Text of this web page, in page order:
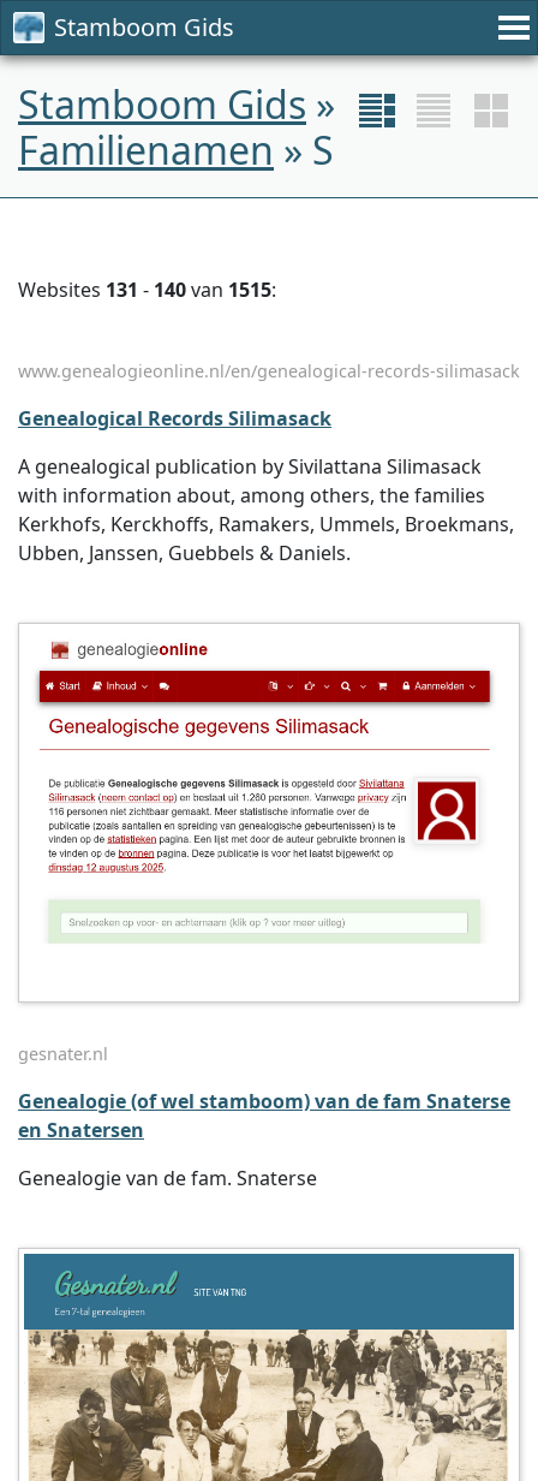
Stamboom Gids
Stamboom Gids »
Familienamen » S
Websites 131 - 140van 1515:
www.genealogieonline.nl/en/genealogical-records-silimasack
Genealogical Records Silimasack
A genealogical publication by Sivilattana Silimasack
with information about, among others, the families
Kerkhofs, Kerckhoffs, Ramakers, Ummels, Broekmans,
Ubben, Janssen, Guebbels & Daniels.
gesnater.nl
Genealogie (of wel stamboom) van de fam Snaterse
en Snatersen
Genealogie van de fam. Snaterse